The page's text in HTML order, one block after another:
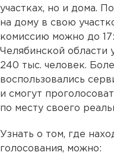
участках, но и дома.
на дому в свою
комиссию можно до
Челябинской области
240 тыс. человек.
воспользовались
и смогут
по месту своего
Узнать о том, где
голосования, можно: